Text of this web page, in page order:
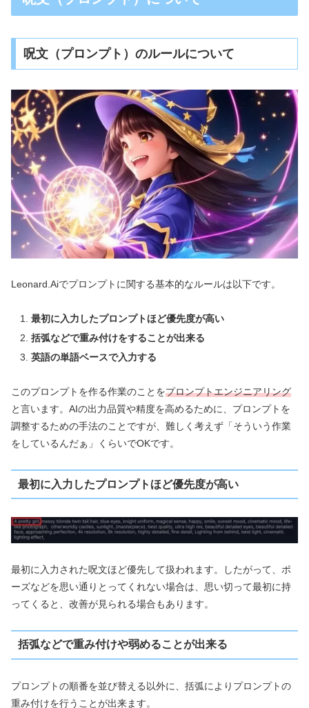
呪文（プロンプト）のルールについて
Leonard.Aiでプロンプトに関する基本的なルールは以下です。
最初に入力したプロンプトほど優先度が高い
括弧などで重み付けをすることが出来る
英語の単語ベースで入力する
このプロンプトを作る作業のことをプロンプトエンジニアリング
と言います。AIの出力品質や精度を高めるために、プロンプトを
調整するための手法のことですが、難しく考えず「そういう作業
をしているんだぁ」くらいでOKです。
最初に入力したプロンプトほど優先度が高い
最初に入力された呪文ほど優先して扱われます。したがって、ポ
ーズなどを思い通りとってくれない場合は、思い切って最初に持
ってくると、改善が見られる場合もあります。
括弧などで重み付けや弱めることが出来る
プロンプトの順番を並び替える以外に、括弧によりプロンプトの
重み付けを行うことが出来ます。